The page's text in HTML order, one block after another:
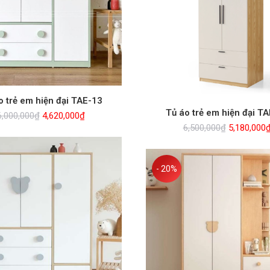
trẻ em hiện đại TAE-13
₫ Giá
là:
6,000,000₫.
4,620,000₫Giá
tại
là:
Tủ áo trẻ em hiện đại
6,500,000₫ Giá
là:
5,180,000
- 20%